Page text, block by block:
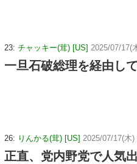
23: チャッキー(茸) [US] 2025/07/17(
一旦石破総理を経由し
26: りんかる(茸) [US] 2025/07/17(木
正直、党内野党で人気